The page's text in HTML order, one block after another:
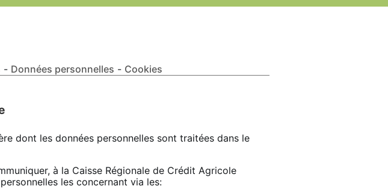
- Données personnelles - Cookies
dont les données personnelles sont traitées dans le
à la Caisse Régionale de Crédit Agricole
les concernant via les: